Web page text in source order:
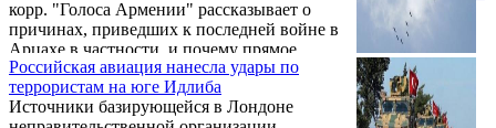
корр. "Голоса Армении" рассказывает о
причинах, приведших к последней войне в
Арцахе в частности, и почему прямое
участие Турции в ней стало неожиданным
для части политологов, о революции в
военной сфере и военных просчетах
Российская авиация нанесла удары по
террористам на юге Идлиба
Источники базирующейся в Лондоне